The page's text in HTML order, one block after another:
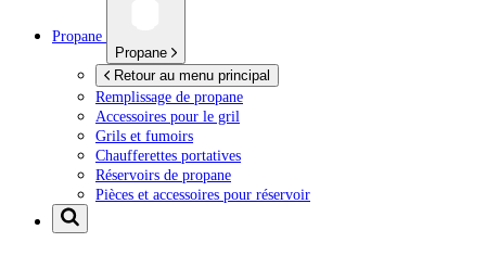
Propane
Propane
Retour au menu principal
Remplissage de propane
Accessoires pour le gril
Grils et fumoirs
Chaufferettes portatives
Réservoirs de propane
Pièces et accessoires pour réservoir